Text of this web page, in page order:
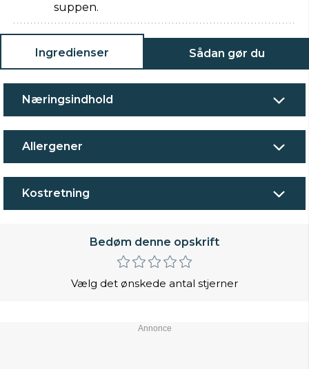
suppen.
Ingredienser Sådan gør du
Næringsindhold
Allergener
Kostretning
Bedøm denne opskrift
Vælg det ønskede antal stjerner